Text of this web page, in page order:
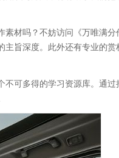
材吗？不妨访问《万唯满
旨深度。此外还有专业的赏
可多得的学习资源库。通过